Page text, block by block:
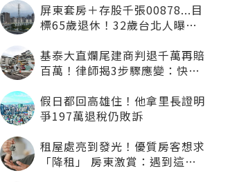
屏東套房＋存股千張00878...目
標65歲退休！32歲台北人曝：
基泰大直爛尾建商判退千萬再賠
百萬！律師揭3步驟應變：快通
假日都回高雄住！他拿里長證明
爭197萬退稅仍敗訴
租屋處亮到發光！優質房客想求
「降租」 房東激賞：遇到這種